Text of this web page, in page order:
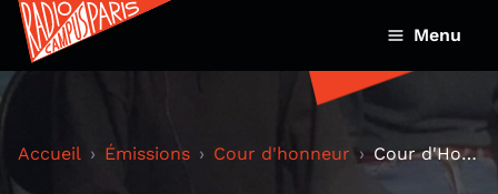
Menu
Accueil Émissions Cour d'honneur Cour d'Honneur #75